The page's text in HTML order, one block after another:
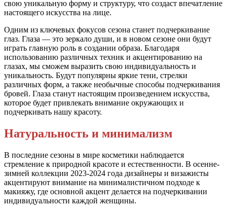
свою уникальную форму и структуру, что создаст впечатление
настоящего искусства на лице.
Одним из ключевых фокусов сезона станет подчеркивание
глаз. Глаза — это зеркало души, и в новом сезоне они будут
играть главную роль в создании образа. Благодаря
использованию различных техник и акцентированию на
глазах, мы сможем выразить свою индивидуальность и
уникальность. Будут популярны яркие тени, стрелки
различных форм, а также необычные способы подчеркивания
бровей. Глаза станут настоящим произведением искусства,
которое будет привлекать внимание окружающих и
подчеркивать нашу красоту.
Натуральность и минимализм
В последние сезоны в мире косметики наблюдается
стремление к природной красоте и естественности. В осенне-
зимней коллекции 2023-2024 года дизайнеры и визажисты
акцентируют внимание на минималистичном подходе к
макияжу, где основной акцент делается на подчеркивании
индивидуальности каждой женщины.